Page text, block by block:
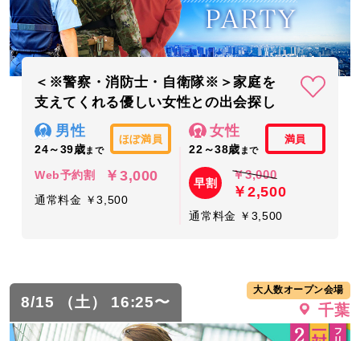
＜※警察・消防士・自衛隊※＞家庭を
支えてくれる優しい女性との出会探し
男性
24～39歳まで
ほぼ満員
Web予約割 ￥3,000
通常料金 ￥3,500
女性
22～38歳 まで
満員
早割
￥3,000
￥2,500
通常料金 ￥3,500
8/15 （土） 16:25〜
大人数オープン会場
千葉